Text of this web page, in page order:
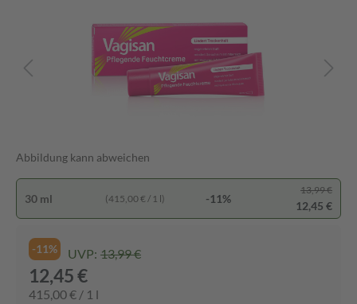
Abbildung kann abweichen
30 ml (415,00 € / 1 l) -11%
13,99 €
12,45 €
-11% UVP: 13,99 €
12,45 €
415,00 € / 1 l